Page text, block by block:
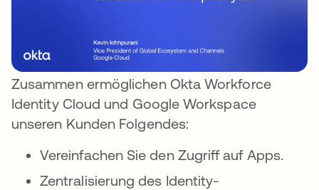
Zusammen ermöglichen Okta Workforce
Identity Cloud und Google Workspace
unseren Kunden Folgendes:
Vereinfachen Sie den Zugriff auf Apps.
Zentralisierung des Identity-